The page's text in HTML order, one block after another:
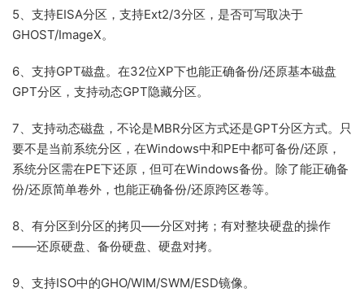
5、支持EISA分区，支持Ext2/3分区，是否可写取决于
GHOST/ImageX。
6、支持GPT磁盘。在32位XP下也能正确备份/还原基本磁盘
GPT分区，支持动态GPT隐藏分区。
7、支持动态磁盘，不论是MBR分区方式还是GPT分区方式。只
要不是当前系统分区，在Windows中和PE中都可备份/还原，
系统分区需在PE下还原，但可在Windows备份。除了能正确备
份/还原简单卷外，也能正确备份/还原跨区卷等。
8、有分区到分区的拷贝—–分区对拷；有对整块硬盘的操作
——还原硬盘、备份硬盘、硬盘对拷。
9、支持ISO中的GHO/WIM/SWM/ESD镜像。